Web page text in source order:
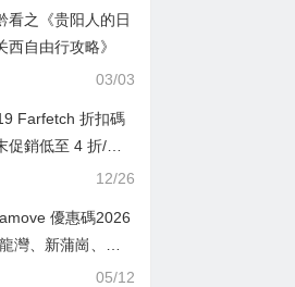
看之《贵阳人的日
西自由行攻略》
03/03
Farfetch 折扣碼
促銷低至 4 折/介
運費/教學文discoun
12/26
優惠碼2026
灣、新蒲崗、牛
限定 高達$100 Ca
05/12